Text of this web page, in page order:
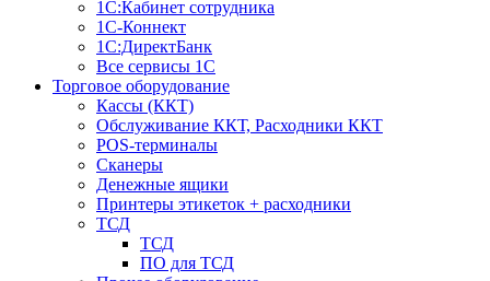
1С:Кабинет сотрудника
1С-Коннект
1С:ДиректБанк
Все сервисы 1С
Торговое оборудование
Кассы (ККТ)
Обслуживание ККТ, Расходники ККТ
POS-терминалы
Сканеры
Денежные ящики
Принтеры этикеток + расходники
ТСД
ТСД
ПО для ТСД